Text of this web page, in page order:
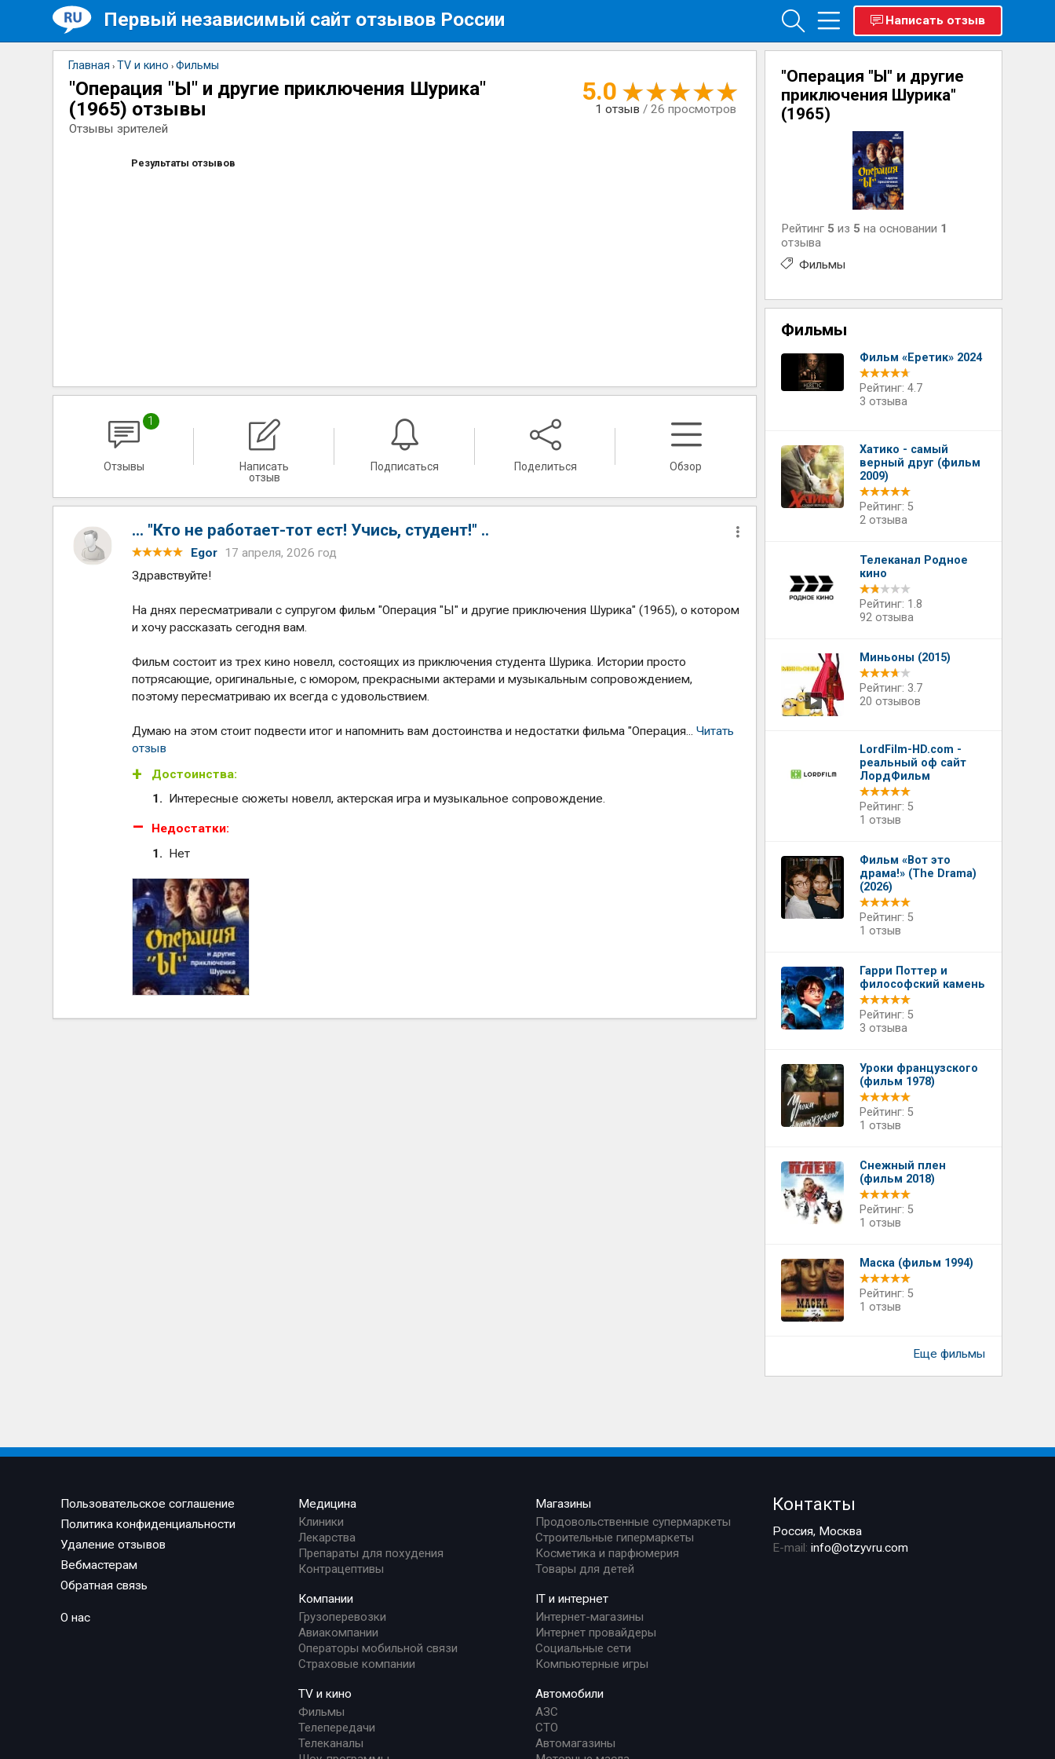
Первый независимый сайт отзывов России Написать отзыв
Главная › TV и кино ›Фильмы
"Операция "Ы" и другие приключения Шурика"
(1965) отзывы
Отзывы зрителей
5.0
1 отзыв/ 26 просмотров
Результаты отзывов
1
Отзывы
Написать
отзыв
Подписаться Поделиться Обзор
... "Кто не работает-тот ест! Учись, студент!" ..
Egor
17 апреля, 2026 год
Здравствуйте!
На днях пересматривали с супругом фильм "Операция "Ы" и другие приключения Шурика" (1965), о котором
и хочу рассказать сегодня вам.
Фильм состоит из трех кино новелл, состоящих из приключения студента Шурика. Истории просто
потрясающие, оригинальные, с юмором, прекрасными актерами и музыкальным сопровождением,
поэтому пересматриваю их всегда с удовольствием.
Думаю на этом стоит подвести итог и напомнить вам достоинства и недостатки фильма "Операция...Читать
отзыв
Достоинства:
Интересные сюжеты новелл, актерская игра и музыкальное сопровождение.
Недостатки:
Нет
"Операция "Ы" и другие
приключения Шурика"
(1965)
Рейтинг 5 из 5 на основании 1
отзыва
Фильмы
Фильмы
Фильм «Еретик» 2024
Рейтинг: 4.7
3 отзыва
Хатико - самый
верный друг (фильм
2009)
Рейтинг: 5
2 отзыва
Телеканал Родное
кино
Рейтинг: 1.8
92 отзыва
Миньоны (2015)
Рейтинг: 3.7
20 отзывов
LordFilm-HD.com -
реальный оф сайт
ЛордФильм
Рейтинг: 5
1 отзыв
Фильм «Вот это
драма!» (The Drama)
(2026)
Рейтинг: 5
1 отзыв
Гарри Поттер и
философский камень
Рейтинг: 5
3 отзыва
Уроки французского
(фильм 1978)
Рейтинг: 5
1 отзыв
Снежный плен
(фильм 2018)
Рейтинг: 5
1 отзыв
Маска (фильм 1994)
Рейтинг: 5
1 отзыв
Еще фильмы
Пользовательское соглашение
Политика конфиденциальности
Удаление отзывов
Вебмастерам
Обратная связь
О нас
Медицина
Клиники
Лекарства
Препараты для похудения
Контрацептивы
Компании
Грузоперевозки
Авиакомпании
Операторы мобильной связи
Страховые компании
TV и кино
Фильмы
Телепередачи
Телеканалы
Магазины
Продовольственные супермаркеты
Строительные гипермаркеты
Косметика и парфюмерия
Товары для детей
IT и интернет
Интернет-магазины
Интернет провайдеры
Социальные сети
Компьютерные игры
Автомобили
АЗС
СТО
Автомагазины
Контакты
Россия, Москва
E-mail:info@otzyvru.com